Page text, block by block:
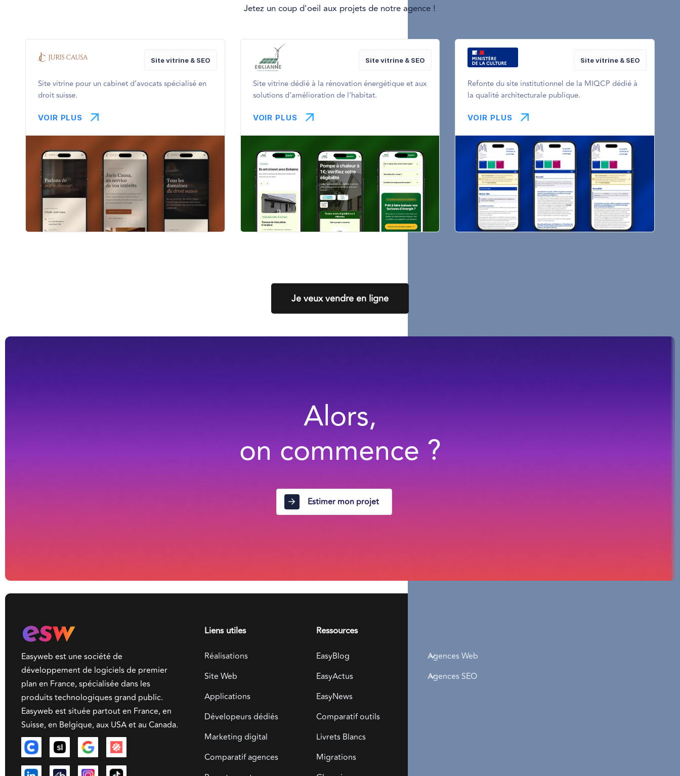
Jetez un coup d'oeil aux projets de notre agence !
Site vitrine pour un cabinet d’avocats spécialisé en
droit suisse.
VOIR PLUS
Site vitrine & SEO
Site vitrine dédié à la rénovation énergétique et aux
solutions d’amélioration de l’habitat.
VOIR PLUS
Site vitrine & SEO
Refonte du site institutionnel de la MIQCP dédié à
la qualité architecturale publique.
VOIR PLUS
Site vitrine & SEO
Je veux vendre en ligne
Alors,
on commence ?
Estimer mon projet
Easyweb est une société de
développement de logiciels de premier
plan en France, spécialisée dans les
produits technologiques grand public.
Easyweb est située partout en France, en
Suisse, en Belgique, aux USA et au Canada.
Liens utiles
Réalisations
Site Web
Applications
Dévelopeurs dédiés
Marketing digital
Comparatif agences
Ressources
EasyBlog
EasyActus
EasyNews
Comparatif outils
Livrets Blancs
Migrations
Agences Web
Agences SEO